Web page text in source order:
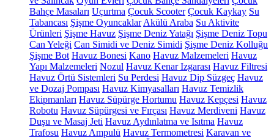
Bahçe Masaları Uçurtma Çocuk Scooter Çocuk Kaykay Su
Tabancası Şişme Oyuncaklar Akülü Araba Su Aktivite
Ürünleri Şişme Havuz Şişme Deniz Yatağı Şişme Deniz Topu
Can Yeleği Can Simidi ve Deniz Simidi Şişme Deniz Kolluğu
Şişme Bot Havuz Bonesi Kano Havuz Malzemeleri Havuz
Yapı Malzemeleri Nozul Havuz Kenar Izgarası Havuz Filtresi
Havuz Örtü Sistemleri Su Perdesi Havuz Dip Süzgeç Havuz
ve Dozaj Pompası Havuz Kimyasalları Havuz Temizlik
Ekipmanları Havuz Süpürge Hortumu Havuz Kepçesi Havuz
Robotu Havuz Süpürgesi ve Fırçası Havuz Merdiveni Havuz
Duşu ve Masaj Jeti Havuz Aydınlatma ve Isıtma Havuz
Trafosu Havuz Ampulü Havuz Termometresi Karavan ve